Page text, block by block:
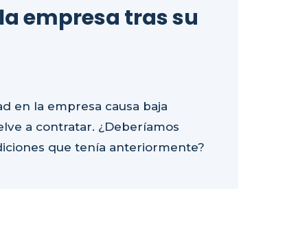
empresa tras su
en la empresa causa baja
a contratar. ¿Deberíamos
que tenía anteriormente?